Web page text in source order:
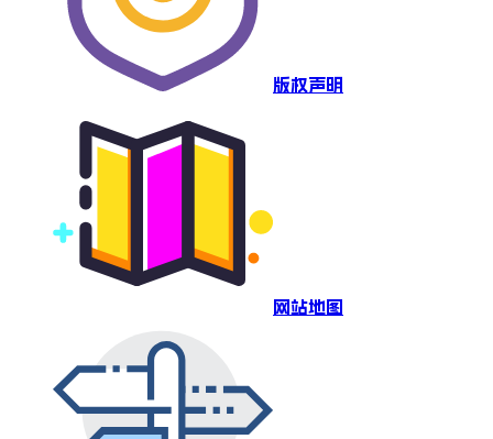
版权声明
网站地图